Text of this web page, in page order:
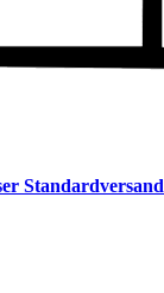
Standardversand